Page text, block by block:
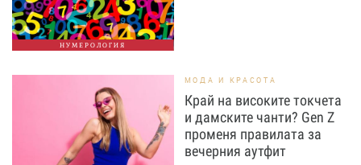
НУМЕРОЛОГИЯ
МОДА И КРАСОТА
Край на високите токчета
и дамските чанти? Gen Z
променя правилата за
вечерния аутфит